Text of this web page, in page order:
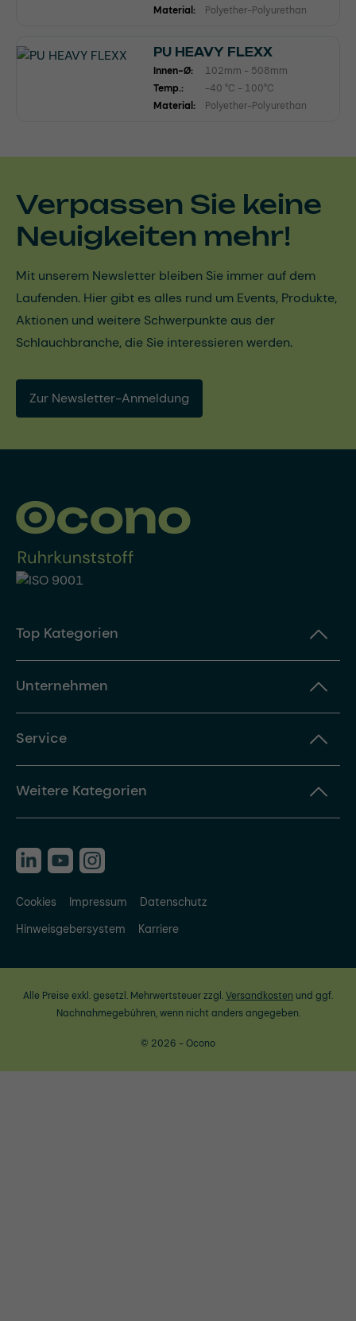
Material:
Polyether-Polyurethan
PU HEAVY FLEXX
Innen-Ø:
102mm - 508mm
Temp.:
-40 °C - 100°C
Material:
Polyether-Polyurethan
Verpassen Sie keine
Neuigkeiten mehr!
Mit unserem Newsletter bleiben Sie immer auf dem
Laufenden. Hier gibt es alles rund um Events, Produkte,
Aktionen und weitere Schwerpunkte aus der
Schlauchbranche, die Sie interessieren werden.
Zur Newsletter-Anmeldung
Top Kategorien
Unternehmen
Service
Weitere Kategorien
Cookies Impressum
Datenschutz
Hinweisgebersystem
Karriere
Alle Preise exkl. gesetzl. Mehrwertsteuer zzgl.Versandkosten und ggf.
Nachnahmegebühren, wenn nicht anders angegeben.
© 2026 - Ocono